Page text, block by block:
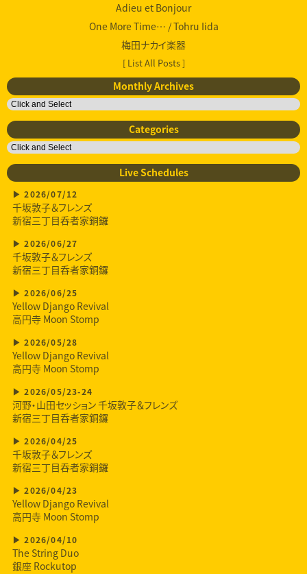
Adieu et Bonjour
One More Time… / Tohru Iida
梅田ナカイ楽器
[ List All Posts ]
Monthly Archives
Categories
Live Schedules
2026/07/12
千坂敦子＆フレンズ
新宿三丁目呑者家銅鑼
2026/06/27
千坂敦子＆フレンズ
新宿三丁目呑者家銅鑼
2026/06/25
Yellow Django Revival
高円寺 Moon Stomp
2026/05/28
Yellow Django Revival
高円寺 Moon Stomp
2026/05/23-24
河野・山田セッション 千坂敦子＆フレンズ
新宿三丁目呑者家銅鑼
2026/04/25
千坂敦子＆フレンズ
新宿三丁目呑者家銅鑼
2026/04/23
Yellow Django Revival
高円寺 Moon Stomp
2026/04/10
The String Duo
銀座 Rockutop